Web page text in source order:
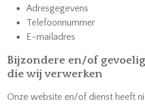
Adresgegevens
Telefoonnummer
E-mailadres
Bijzondere en/of
die wij verwerken
Onze website en/of dienst heeft